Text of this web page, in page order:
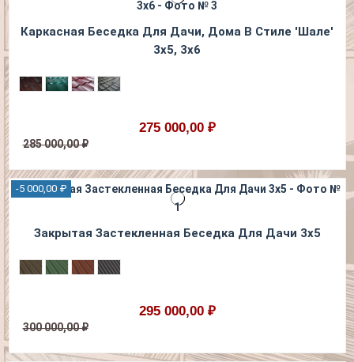
Каркасная Беседка Для Дачи, Дома В Стиле 'Шале'
3х5, 3х6
275 000,00 ₽
285 000,00 ₽
-5 000,00 ₽
Закрытая Застекленная Беседка Для Дачи 3х5
295 000,00 ₽
300 000,00 ₽